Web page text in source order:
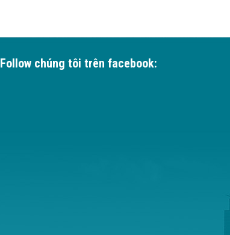
Follow chúng tôi trên facebook: